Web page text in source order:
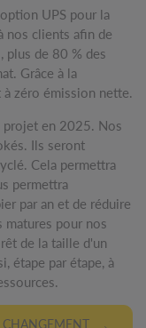
UPS pour la
nos clients afin de
plus de 80 % des
Grâce à la
zéro émission nette.
projet en 2025. Nos
Ils seront
Cela permettra
permettra
par an et de réduire
matures pour nos
de la taille d'un
étape par étape, à
CHANGEMENT